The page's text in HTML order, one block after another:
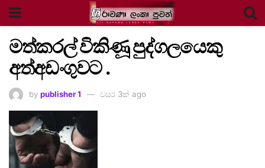
මත්කරල් විකිණූ පුද්ගලයෙකු
අත්අඩංගුවට .
by publisher 1 වසර 3ක් ago